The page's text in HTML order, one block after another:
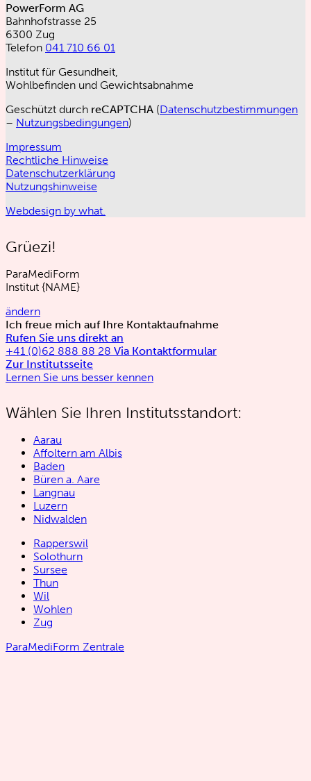
PowerForm AG
Bahnhofstrasse 25
6300 Zug
Telefon 041 710 66 01
Institut für Gesundheit,
Wohlbefinden und Gewichtsabnahme
Geschützt durch reCAPTCHA (Datenschutzbestimmungen
– Nutzungsbedingungen)
Impressum
Rechtliche Hinweise
Datenschutzerklärung
Nutzungshinweise
Webdesign by what.
Grüezi!
ParaMediForm
Institut {NAME}
ändern
Ich freue mich auf Ihre Kontaktaufnahme
Rufen Sie uns direkt an
+41 (0)62 888 88 28 Via Kontaktformular
Zur Institutsseite
Lernen Sie uns besser kennen
Wählen Sie Ihren Institutsstandort:
Aarau
Affoltern am Albis
Baden
Büren a. Aare
Langnau
Luzern
Nidwalden
Rapperswil
Solothurn
Sursee
Thun
Wil
Wohlen
Zug
ParaMediForm Zentrale